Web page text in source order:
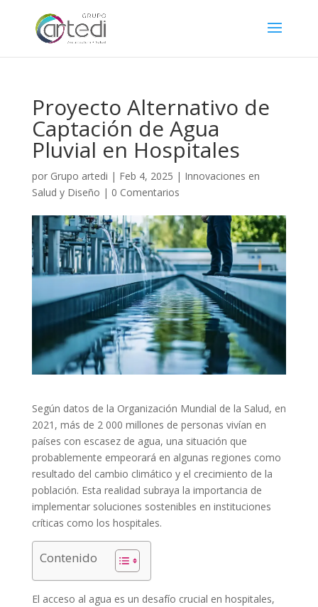
Proyecto Alternativo de
Captación de Agua
Pluvial en Hospitales
por Grupo artedi | Feb 4, 2025 | Innovaciones en
Salud y Diseño | 0 Comentarios
Según datos de la Organización Mundial de la Salud, en
2021, más de 2 000 millones de personas vivían en
países con escasez de agua, una situación que
probablemente empeorará en algunas regiones como
resultado del cambio climático y el crecimiento de la
población. Esta realidad subraya la importancia de
implementar soluciones sostenibles en instituciones
críticas como los hospitales.
Contenido
El acceso al agua es un desafío crucial en hospitales,